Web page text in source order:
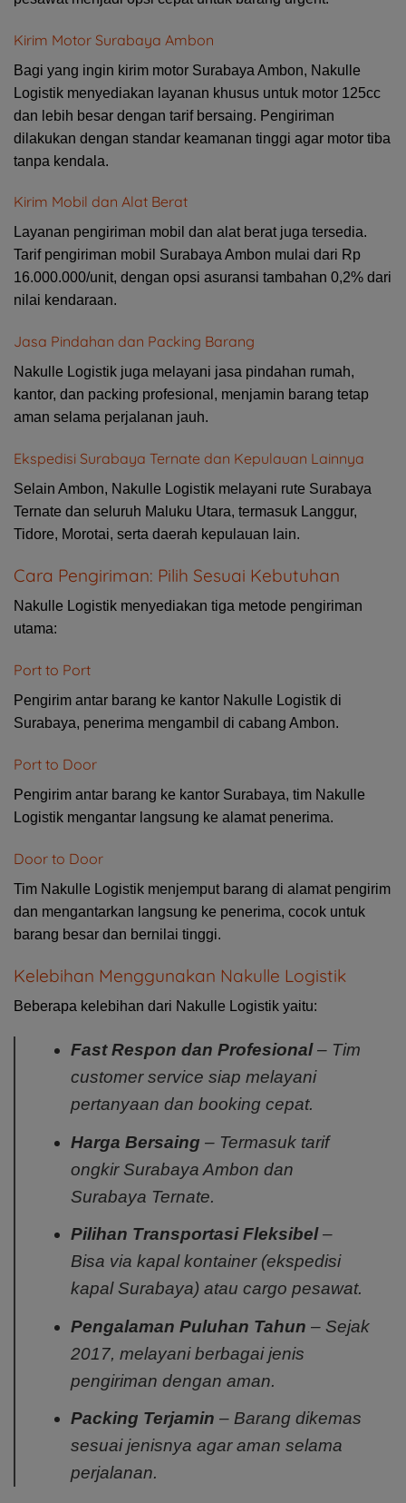
Kirim Motor Surabaya Ambon
Bagi yang ingin kirim motor Surabaya Ambon, Nakulle
Logistik menyediakan layanan khusus untuk motor 125cc
dan lebih besar dengan tarif bersaing. Pengiriman
dilakukan dengan standar keamanan tinggi agar motor tiba
tanpa kendala.
Kirim Mobil dan Alat Berat
Layanan pengiriman mobil dan alat berat juga tersedia.
Tarif pengiriman mobil Surabaya Ambon mulai dari Rp
16.000.000/unit, dengan opsi asuransi tambahan 0,2% dari
nilai kendaraan.
Jasa Pindahan dan Packing Barang
Nakulle Logistik juga melayani jasa pindahan rumah,
kantor, dan packing profesional, menjamin barang tetap
aman selama perjalanan jauh.
Ekspedisi Surabaya Ternate dan Kepulauan Lainnya
Selain Ambon, Nakulle Logistik melayani rute Surabaya
Ternate dan seluruh Maluku Utara, termasuk Langgur,
Tidore, Morotai, serta daerah kepulauan lain.
Cara Pengiriman: Pilih Sesuai Kebutuhan
Nakulle Logistik menyediakan tiga metode pengiriman
utama:
Port to Port
Pengirim antar barang ke kantor Nakulle Logistik di
Surabaya, penerima mengambil di cabang Ambon.
Port to Door
Pengirim antar barang ke kantor Surabaya, tim Nakulle
Logistik mengantar langsung ke alamat penerima.
Door to Door
Tim Nakulle Logistik menjemput barang di alamat pengirim
dan mengantarkan langsung ke penerima, cocok untuk
barang besar dan bernilai tinggi.
Kelebihan Menggunakan Nakulle Logistik
Beberapa kelebihan dari Nakulle Logistik yaitu:
Fast Respon dan Profesional– Tim
customer service siap melayani
pertanyaan dan booking cepat.
Harga Bersaing – Termasuk tarif
ongkir Surabaya Ambon dan
Surabaya Ternate.
Pilihan Transportasi Fleksibel–
Bisa via kapal kontainer (ekspedisi
kapal Surabaya) atau cargo pesawat.
Pengalaman Puluhan Tahun – Sejak
2017, melayani berbagai jenis
pengiriman dengan aman.
Packing Terjamin – Barang dikemas
sesuai jenisnya agar aman selama
perjalanan.